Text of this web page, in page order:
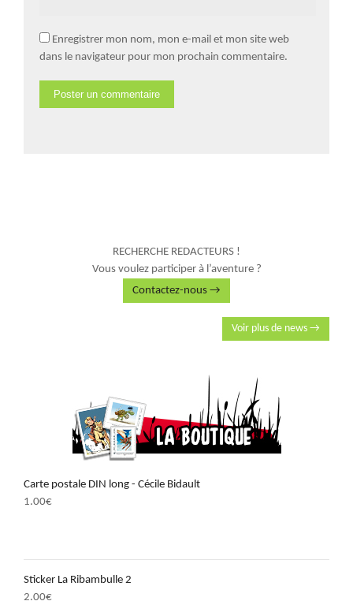
Enregistrer mon nom, mon e-mail et mon site web
dans le navigateur pour mon prochain commentaire.
RECHERCHE REDACTEURS !
Vous voulez participer à l’aventure ?
Contactez-nous →
Voir plus de news →
Carte postale DIN long - Cécile Bidault
1.00€
Sticker La Ribambulle 2
2.00€